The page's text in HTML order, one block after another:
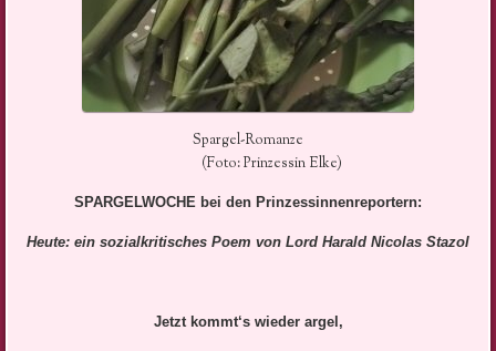
Spargel-Romanze
(Foto: Prinzessin Elke)
SPARGELWOCHE bei den Prinzessinnenreportern:
Heute: ein sozialkritisches Poem von Lord Harald Nicolas Stazol
Jetzt kommt‘s wieder argel,